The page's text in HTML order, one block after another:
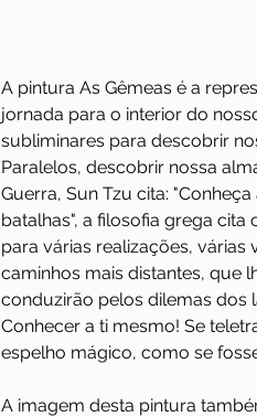
A pintura As Gêmeas é a
jornada para o interior do
subliminares para descobrir
Paralelos, descobrir nossa
Guerra, Sun Tzu cita:
batalhas", a filosofia grega
para várias realizações,
caminhos mais distantes, que
conduzirão pelos dilemas dos
Conhecer a ti mesmo! Se
espelho mágico, como se
A imagem desta pintura